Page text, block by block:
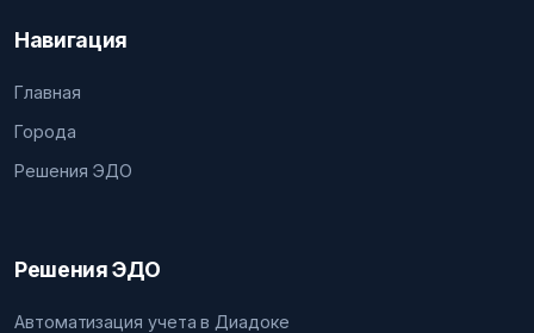
Навигация
Главная
Города
Решения ЭДО
Решения ЭДО
Автоматизация учета в Диадоке